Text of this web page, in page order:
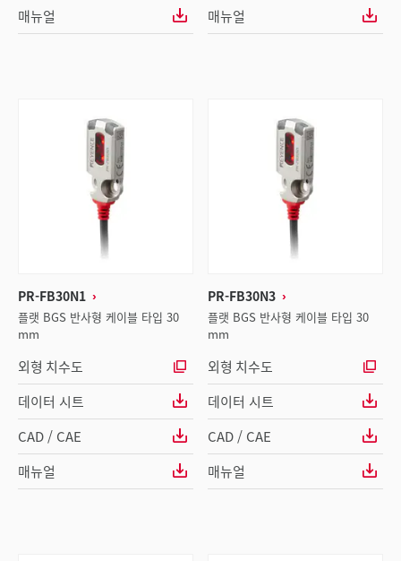
매뉴얼 매뉴얼
PR-FB30N1
플랫 BGS 반사형 케이블 타입 30
mm
외형 치수도
데이터 시트
CAD / CAE
매뉴얼
PR-FB30N3
플랫 BGS 반사형 케이블 타입 30
mm
외형 치수도
데이터 시트
CAD / CAE
매뉴얼